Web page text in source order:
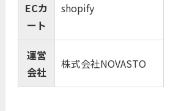
ECカ
ート
shopify
運営
会社
株式会社NOVASTO